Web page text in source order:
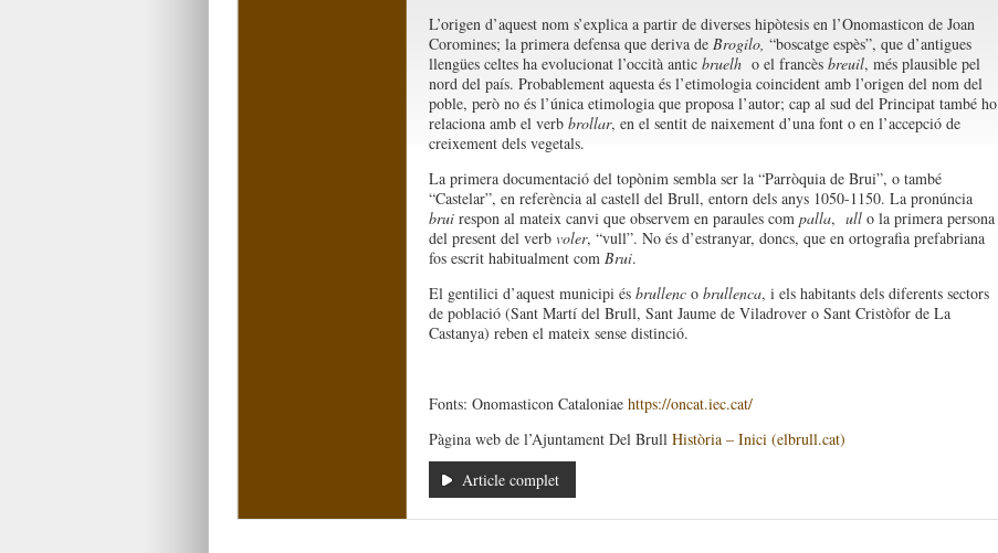
L’origen d’aquest nom s’explica a partir de diverses hipòtesis en l’Onomasticon de Joan
Coromines; la primera defensa que deriva de Brogilo, “boscatge espès”, que d’antigues
llengües celtes ha evolucionat l’occità antic bruelh o el francès breuil, més plausible pel
nord del país. Probablement aquesta és l’etimologia coincident amb l’origen del nom del
poble, però no és l’única etimologia que proposa l’autor; cap al sud del Principat també ho
relaciona amb el verb brollar, en el sentit de naixement d’una font o en l’accepció de
creixement dels vegetals.
La primera documentació del topònim sembla ser la “Parròquia de Brui”, o també
“Castelar”, en referència al castell del Brull, entorn dels anys 1050-1150. La pronúncia
bruirespon al mateix canvi que observem en paraules com palla, ullo la primera persona
del present del verb voler, “vull”. No és d’estranyar, doncs, que en ortografia prefabriana
fos escrit habitualment com Brui.
El gentilici d’aquest municipi és brullenc o brullenca, i els habitants dels diferents sectors
de població (Sant Martí del Brull, Sant Jaume de Viladrover o Sant Cristòfor de La
Castanya) reben el mateix sense distinció.
Fonts: Onomasticon Cataloniae https://oncat.iec.cat/
Pàgina web de l’Ajuntament Del Brull Història – Inici (elbrull.cat)
Article complet